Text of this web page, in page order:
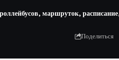
маршруток,
Поделиться